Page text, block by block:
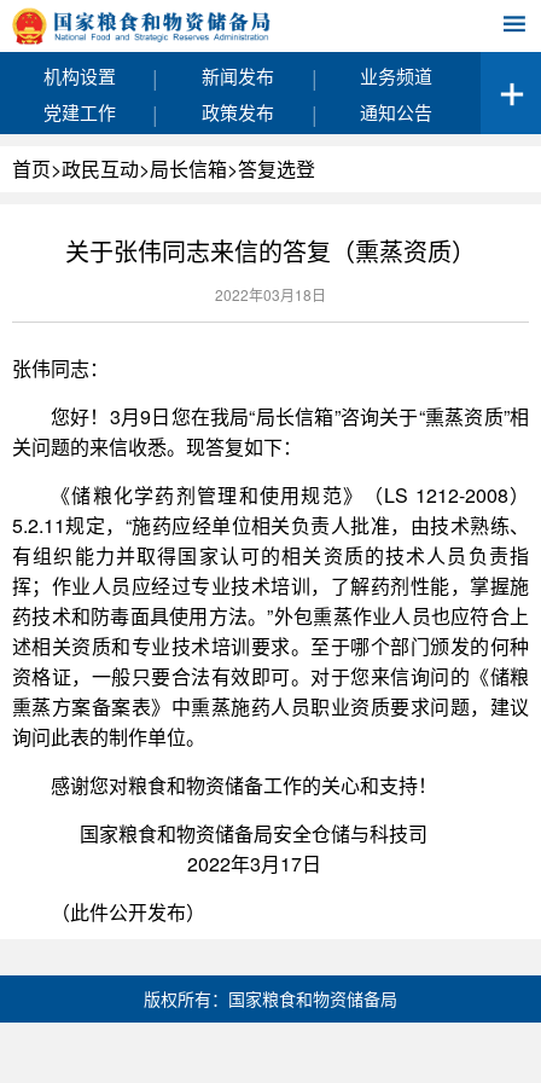
机构设置 | 新闻发布 |
业务频道
党建工作
| 政策发布 | 通知公告
首页>政民互动>局长信箱>答复选登
关于张伟同志来信的答复（熏蒸资质）
2022年03月18日
张伟同志：
您好！3月9日您在我局“局长信箱”咨询关于“熏蒸资质”相
关问题的来信收悉。现答复如下：
《储粮化学药剂管理和使用规范》（LS 1212-2008）
5.2.11规定，“施药应经单位相关负责人批准，由技术熟练、
有组织能力并取得国家认可的相关资质的技术人员负责指
挥；作业人员应经过专业技术培训，了解药剂性能，掌握施
药技术和防毒面具使用方法。”外包熏蒸作业人员也应符合上
述相关资质和专业技术培训要求。至于哪个部门颁发的何种
资格证，一般只要合法有效即可。对于您来信询问的《储粮
熏蒸方案备案表》中熏蒸施药人员职业资质要求问题，建议
询问此表的制作单位。
感谢您对粮食和物资储备工作的关心和支持！
国家粮食和物资储备局安全仓储与科技司
2022年3月17日
（此件公开发布）
版权所有：国家粮食和物资储备局